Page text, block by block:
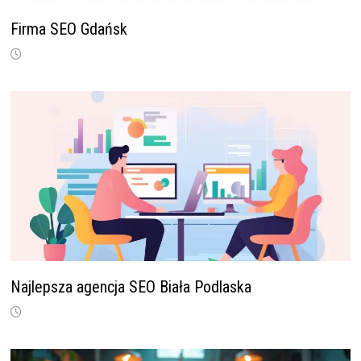
Firma SEO Gdańsk
Najlepsza agencja SEO Biała Podlaska